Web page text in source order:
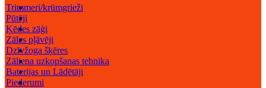
Trimmeri/krūmgrieži
Pūtēji
Ķēdes zāģi
Zāles pļāvēji
Dzīvžoga šķēres
Zāliena uzkopšanas tehnika
Baterijas un Lādētāji
Piederumi